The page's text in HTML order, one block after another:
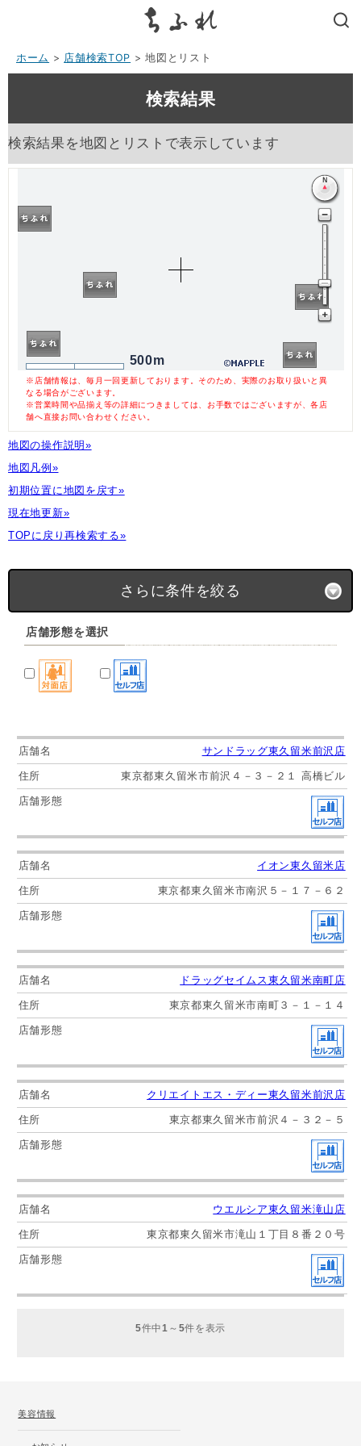
ホーム > 店舗検索TOP > 地図とリスト
検索結果
検索結果を地図とリストで表示しています
500m
※店舗情報は、毎月一回更新しております。そのため、実際のお取り扱いと異
なる場合がございます。
※営業時間や品揃え等の詳細につきましては、お手数ではございますが、各店
舗へ直接お問い合わせください。
地図の操作説明»
地図凡例»
初期位置に地図を戻す»
現在地更新»
TOPに戻り再検索する»
さらに条件を絞る
店舗形態を選択
サンドラッグ東久留米前沢店
東京都東久留米市前沢４－３－２１ 高橋ビル
イオン東久留米店
東京都東久留米市南沢５－１７－６２
ドラッグセイムス東久留米南町店
東京都東久留米市南町３－１－１４
クリエイトエス・ディー東久留米前沢店
東京都東久留米市前沢４－３２－５
ウエルシア東久留米滝山店
東京都東久留米市滝山１丁目８番２０号
5件中 1 ～ 5件を表示
美容情報